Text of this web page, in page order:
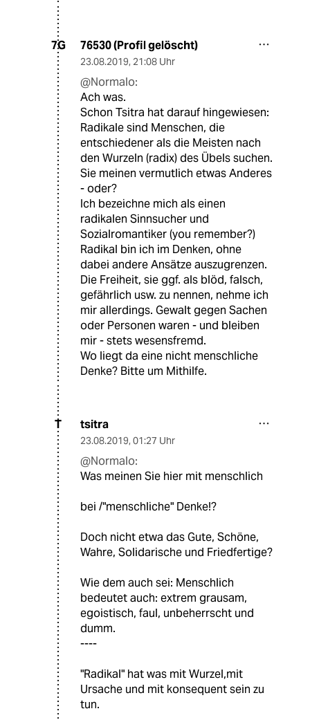
7G 76530 (Profil gelöscht)
23.08.2019, 21:08 Uhr
@Normalo:
Ach was.
Schon Tsitra hat darauf hingewiesen:
Radikale sind Menschen, die
entschiedener als die Meisten nach
den Wurzeln (radix) des Übels suchen.
Sie meinen vermutlich etwas Anderes
- oder?
Ich bezeichne mich als einen
radikalen Sinnsucher und
Sozialromantiker (you remember?)
Radikal bin ich im Denken, ohne
dabei andere Ansätze auszugrenzen.
Die Freiheit, sie ggf. als blöd, falsch,
gefährlich usw. zu nennen, nehme ich
mir allerdings. Gewalt gegen Sachen
oder Personen waren - und bleiben
mir - stets wesensfremd.
Wo liegt da eine nicht menschliche
Denke? Bitte um Mithilfe.
T tsitra
23.08.2019, 01:27 Uhr
@Normalo:
Was meinen Sie hier mit menschlich
bei /"menschliche" Denke!?
Doch nicht etwa das Gute, Schöne,
Wahre, Solidarische und Friedfertige?
Wie dem auch sei: Menschlich
bedeutet auch: extrem grausam,
egoistisch, faul, unbeherrscht und
dumm.
----
"Radikal" hat was mit Wurzel,mit
Ursache und mit konsequent sein zu
tun.